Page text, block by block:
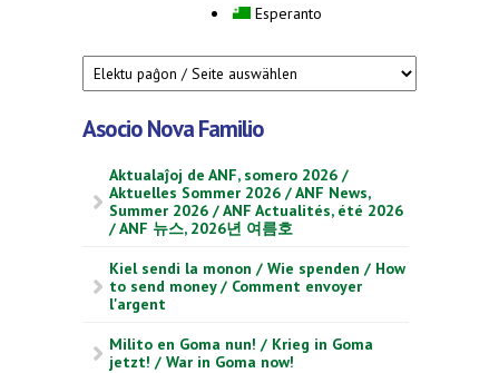
Esperanto
Asocio Nova Familio
Aktualaĵoj de ANF, somero 2026 /
Aktuelles Sommer 2026 / ANF News,
Summer 2026 / ANF Actualités, été 2026
/ ANF 뉴스, 2026년 여름호
Kiel sendi la monon / Wie spenden / How
to send money / Comment envoyer
l'argent
Milito en Goma nun! / Krieg in Goma
jetzt! / War in Goma now!